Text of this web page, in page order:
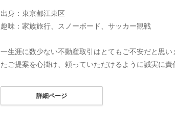
出身：東京都江東区
趣味：家族旅行、スノーボード、サッカー観戦
一生涯に数少ない不動産取引はとてもご不安だと思
たご提案を心掛け、頼っていただけるように誠実に責
詳細ページ